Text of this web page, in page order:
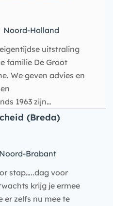
Noord-Holland
uitstraling
familie De Groot
We geven advies en
1963 zijn…
(Breda)
Noord-Brabant
stap…..dag voor
krijg je ermee
er zelfs nu mee te